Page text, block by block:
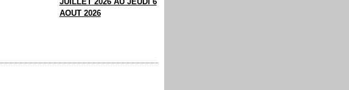
AOUT 2026